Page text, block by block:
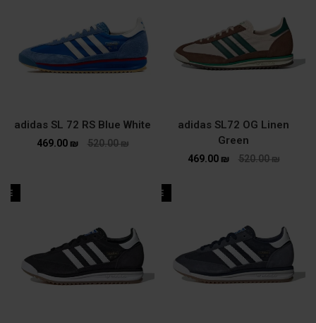
adidas SL72 OG Linen
Green
520.00₪
469.00 ₪
adidas SL 72 RS Blue White
520.00₪
469.00 ₪
SALE